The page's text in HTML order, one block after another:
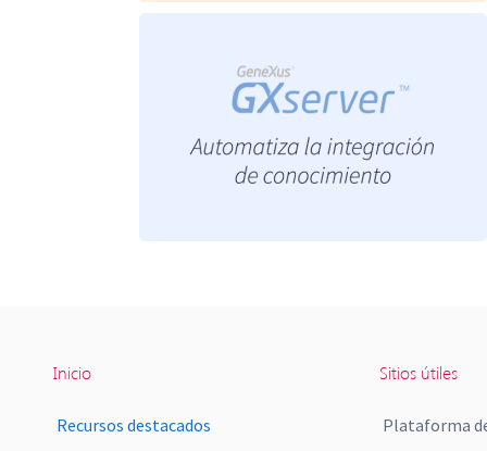
Inicio
Recursos destacados
Sitios útiles
Plataforma